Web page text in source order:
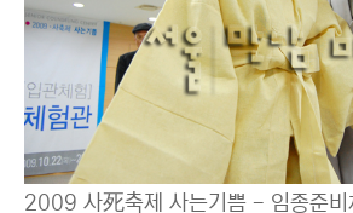
2009 사死축제 사는기쁨 - 임종준비